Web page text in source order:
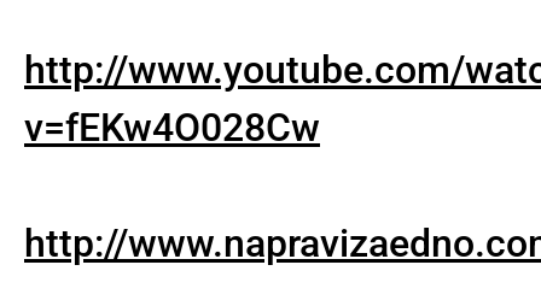
http://www.youtube.com/
v=fEKw4O028Cw
http://